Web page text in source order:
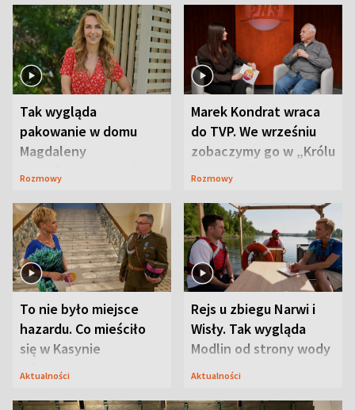
Tak wygląda
pakowanie w domu
Magdaleny
Waligórskiej-Lisieckiej.
Rozmowy
Marek Kondrat wraca
do TVP. We wrześniu
zobaczymy go w „Królu
Maciusiu I”
Rozmowy
To nie było miejsce
hazardu. Co mieściło
się w Kasynie
Oficerskim?
Aktualności
Rejs u zbiegu Narwi i
Wisły. Tak wygląda
Modlin od strony wody
Aktualności